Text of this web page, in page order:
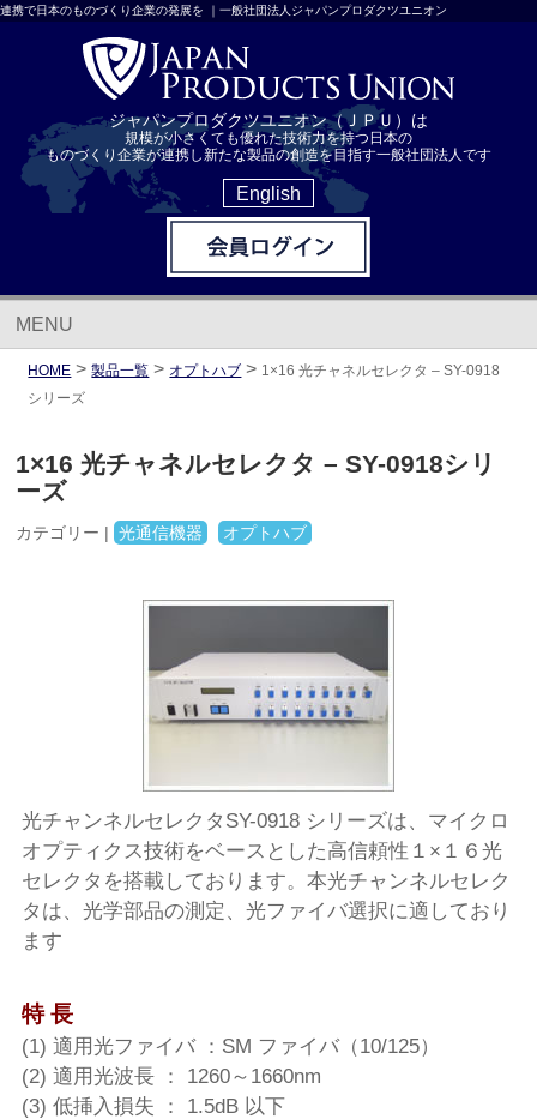
連携で日本のものづくり企業の発展を ｜一般社団法人ジャパンプロダクツユニオン
ジャパンプロダクツユニオン（ＪＰＵ）は
規模が小さくても優れた技術力を持つ日本の
ものづくり企業が連携し新たな製品の創造を目指す一般社団法人です
English
MENU
HOME >製品一覧 > オプトハブ > 1×16 光チャネルセレクタ – SY-0918
シリーズ
1×16 光チャネルセレクタ – SY-0918シリ
ーズ
カテゴリー | 光通信機器 オプトハブ
光チャンネルセレクタSY-0918 シリーズは、マイクロ
オプティクス技術をベースとした高信頼性１×１６光
セレクタを搭載しております。本光チャンネルセレク
タは、光学部品の測定、光ファイバ選択に適しており
ます
特 長
(1) 適用光ファイバ ：SM ファイバ（10/125）
(2) 適用光波長 ： 1260～1660nm
(3) 低挿入損失 ： 1.5dB 以下